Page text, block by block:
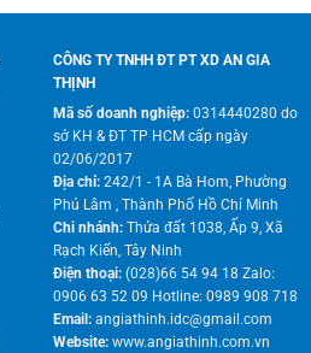
CÔNG TY TNHH ĐT PT XD AN GIA
THỊNH
Mã số doanh nghiệp:0314440280 do
sở KH & ĐT TP HCM cấp ngày
02/06/2017
Địa chỉ:242/1 - 1A Bà Hom, Phường
Phú Lâm , Thành Phố Hồ Chí Minh
Chi nhánh: Thửa đất 1038, Ấp 9, Xã
Rạch Kiến, Tây Ninh
Điện thoại:(028)66 54 94 18 Zalo:
0906 63 52 09 Hotline: 0989 908 718
Email:angiathinh.idc@gmail.com
Website:www.angiathinh.com.vn